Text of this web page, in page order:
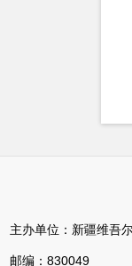
单位：新疆维吾
编：830049